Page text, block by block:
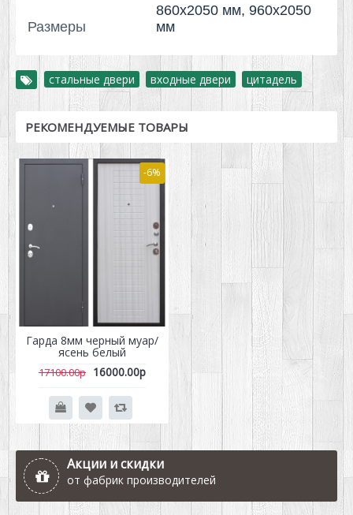
Размеры
860х2050 мм, 960х2050
мм
стальные двери , входные двери цитадель
РЕКОМЕНДУЕМЫЕ ТОВАРЫ
-6%
Гарда 8мм черный муар/
ясень белый
17100.00р 16000.00р
Акции и скидки
от фабрик производителей